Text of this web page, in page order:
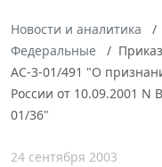
Новости и аналитика
Федеральные
АС-3-01/491 "О
России от 10.09.2001 N
01/36"
24 сентября 2003